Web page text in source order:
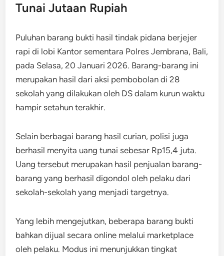
Tunai Jutaan Rupiah
Puluhan barang bukti hasil tindak pidana berjejer
rapi di lobi Kantor sementara Polres Jembrana, Bali,
pada Selasa, 20 Januari 2026. Barang-barang ini
merupakan hasil dari aksi pembobolan di 28
sekolah yang dilakukan oleh DS dalam kurun waktu
hampir setahun terakhir.
Selain berbagai barang hasil curian, polisi juga
berhasil menyita uang tunai sebesar Rp15,4 juta.
Uang tersebut merupakan hasil penjualan barang-
barang yang berhasil digondol oleh pelaku dari
sekolah-sekolah yang menjadi targetnya.
Yang lebih mengejutkan, beberapa barang bukti
bahkan dijual secara online melalui marketplace
oleh pelaku. Modus ini menunjukkan tingkat